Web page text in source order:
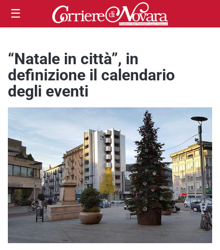
☰
“Natale in città”, in
definizione il calendario
degli eventi